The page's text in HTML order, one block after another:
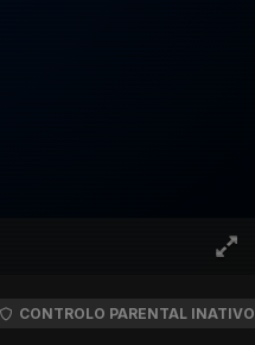
CONTROLO PARENTAL INATIVO